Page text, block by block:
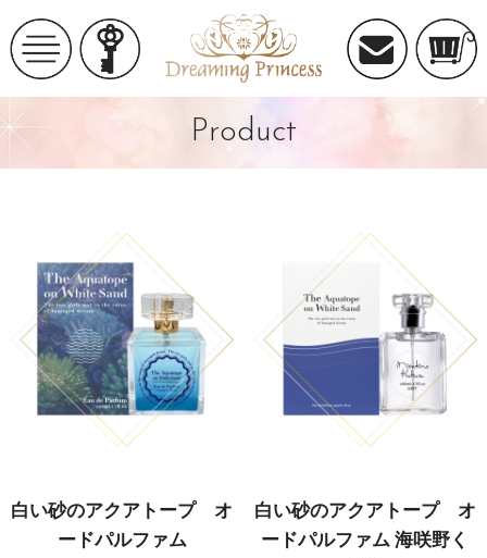
Product
白い砂のアクアトープ オ
ードパルファム
白い砂のアクアトープ オ
ードパルファム 海咲野く